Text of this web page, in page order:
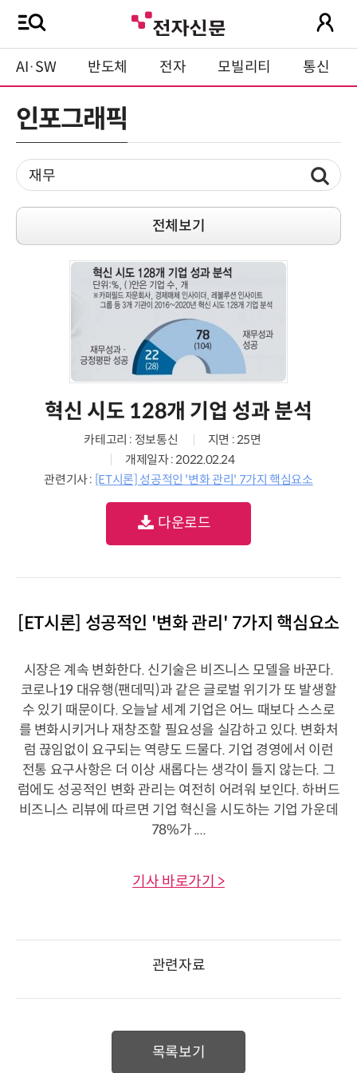
AI·SW 반도체 전자 모빌리티 통신
인포그래픽
전체보기
혁신 시도 128개 기업 성과 분석
카테고리 : 정보통신
지면 : 25면
개제일자 : 2022.02.24
관련기사 : [ET시론] 성공적인 '변화 관리' 7가지 핵심요소
다운로드
[ET시론] 성공적인 '변화 관리' 7가지 핵심요소
시장은 계속 변화한다. 신기술은 비즈니스 모델을 바꾼다.
코로나19 대유행(팬데믹)과 같은 글로벌 위기가 또 발생할
수 있기 때문이다. 오늘날 세계 기업은 어느 때보다 스스로
를 변화시키거나 재창조할 필요성을 실감하고 있다. 변화처
럼 끊임없이 요구되는 역량도 드물다. 기업 경영에서 이런
전통 요구사항은 더 이상 새롭다는 생각이 들지 않는다. 그
럼에도 성공적인 변화 관리는 여전히 어려워 보인다. 하버드
비즈니스 리뷰에 따르면 기업 혁신을 시도하는 기업 가운데
78%가 ....
기사 바로가기 >
관련자료
목록보기